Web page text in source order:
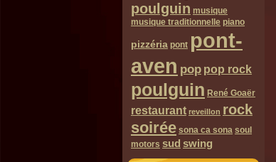
poulguin musique
musique traditionnelle piano
pizzéria pont pont-
aven pop pop rock
poulguin René Goaër
restaurant reveillon rock
soirée sona ca sona soul
motors sud swing